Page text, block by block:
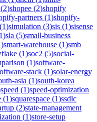
2)shopee (2)shopify
partners (1)shopify-
(1)simulation (3)sis (1)sisense
1)sla (5)small-business
)smart-warehouse (1)smb
(1)soc2 (5)social-
(1)software-
stack (1)solar-energy
asia (1)south-korea
speed (1)speed-optimization
(1)squarespace (1)ssdlc
(2)state-management
(1)store-setup